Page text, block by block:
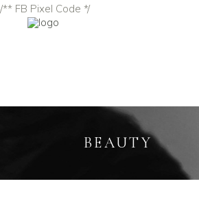
/** FB Pixel Code */
BEAUTY